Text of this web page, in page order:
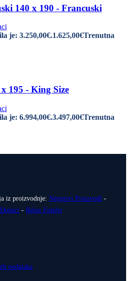
140 x 190 - Francuski
je: 3.250,00€.1.625,00€Trenutna
195 - King Size
je: 6.994,00€.3.497,00€Trenutna
iz proizvodnje: Negorivi Proizvodi -
Dodaci - Relax Fotelje
podataka